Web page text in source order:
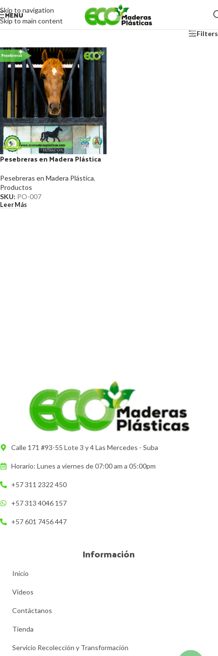
Skip to navigation
Skip to main content
MENU
Filters
Pesebreras en Madera Plástica
Pesebreras en Madera Plástica,
Productos
SKU: PO-007
Leer Más
Calle 171 #93-55 Lote 3 y 4 Las Mercedes - Suba
Horario: Lunes a viernes de 07:00 am a 05:00pm
+57 311 2322 450
+57 313 4046 157
+57 601 7456 447
Información
Inicio
Videos
Contáctanos
Tienda
Servicio Recolección y Transformación